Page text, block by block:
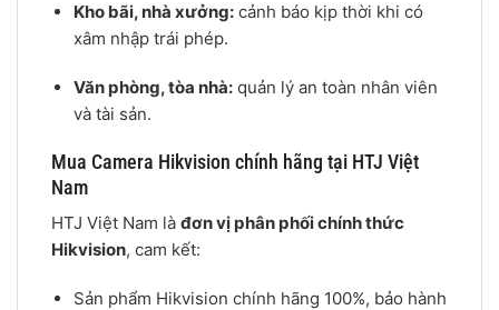
Kho bãi, nhà xưởng:cảnh báo kịp thời khi có
xâm nhập trái phép.
Văn phòng, tòa nhà:quản lý an toàn nhân viên
và tài sản.
Mua Camera Hikvision chính hãng tại HTJ Việt
Nam
HTJ Việt Nam là đơn vị phân phối chính thức
Hikvision, cam kết:
Sản phẩm Hikvision chính hãng 100%, bảo hành